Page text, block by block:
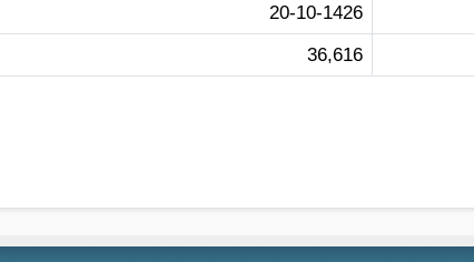
20-10-1426
36,616